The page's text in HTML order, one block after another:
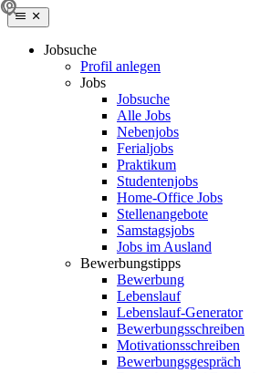
Jobsuche
Profil anlegen
Jobs
Jobsuche
Alle Jobs
Nebenjobs
Ferialjobs
Praktikum
Studentenjobs
Home-Office Jobs
Stellenangebote
Samstagsjobs
Jobs im Ausland
Bewerbungstipps
Bewerbung
Lebenslauf
Lebenslauf-Generator
Bewerbungsschreiben
Motivationsschreiben
Bewerbungsgespräch